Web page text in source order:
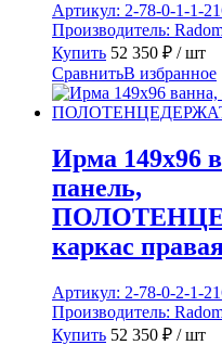
Артикул: 2-78-0-1-1-
Производитель:
Купить 52 350 ₽ / шт
СравнитьВ избранное
Ирма 149х96
панель,
каркас
Артикул: 2-78-0-2-1-
Производитель:
Купить 52 350 ₽ / шт